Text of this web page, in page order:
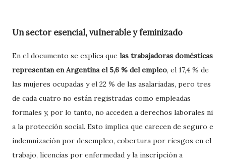
Un sector esencial, vulnerable y feminizado
En el documento se explica que las trabajadoras domésticas
representan en Argentina el 5,6 % del empleo, el 17,4 % de
las mujeres ocupadas y el 22 % de las asalariadas, pero tres
de cada cuatro no están registradas como empleadas
formales y, por lo tanto, no acceden a derechos laborales ni
a la protección social. Esto implica que carecen de seguro e
indemnización por desempleo, cobertura por riesgos en el
trabajo, licencias por enfermedad y la inscripción a